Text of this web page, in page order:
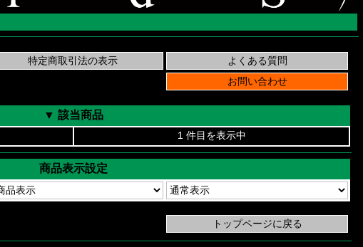
▼ 該当商品
1 件目を表示中
商品表示設定